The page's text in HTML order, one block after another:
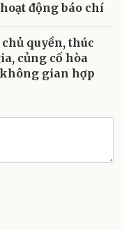
động báo chí
quyền, thúc
củng cố hòa
gian hợp